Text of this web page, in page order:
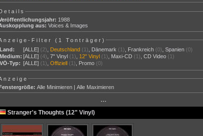
1988
aus: Voices & Images
Filter ( 1 Tonträger)
Land:
[ALLE] (2) Deutschland (1) Dänemark (1) Frankreich (0) ,Spanien (0)
Medium: [ALLE] (4) ,7" Vinyl (1) 12" Vinyl (1) Maxi-CD (1) ,CD Video (1)
VÖ-Typ: [ALLE] (1) ,Offiziell (1) Promo (0)
Alle Minimieren |Alle Maximieren
···
Stranger's Thoughts (12" Vinyl)